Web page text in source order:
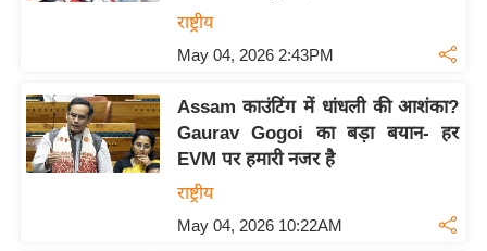
राष्ट्रीय
May 04, 2026 2:43PM
Assam काउंटिंग में धांधली की आशंका?
Gaurav Gogoi का बड़ा बयान- हर
EVM पर हमारी नजर है
राष्ट्रीय
May 04, 2026 10:22AM